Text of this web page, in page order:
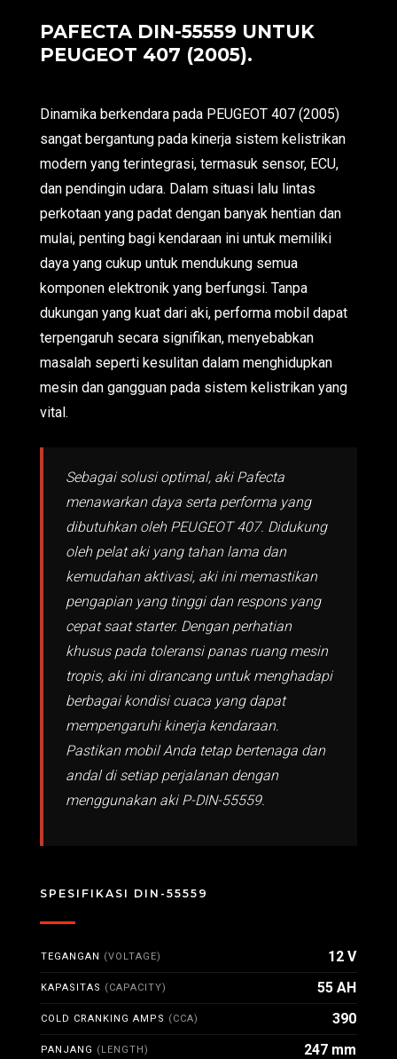
PAFECTA DIN-55559 UNTUK
PEUGEOT 407 (2005).
Dinamika berkendara pada PEUGEOT 407 (2005)
sangat bergantung pada kinerja sistem kelistrikan
modern yang terintegrasi, termasuk sensor, ECU,
dan pendingin udara. Dalam situasi lalu lintas
perkotaan yang padat dengan banyak hentian dan
mulai, penting bagi kendaraan ini untuk memiliki
daya yang cukup untuk mendukung semua
komponen elektronik yang berfungsi. Tanpa
dukungan yang kuat dari aki, performa mobil dapat
terpengaruh secara signifikan, menyebabkan
masalah seperti kesulitan dalam menghidupkan
mesin dan gangguan pada sistem kelistrikan yang
vital.
Sebagai solusi optimal, aki Pafecta
menawarkan daya serta performa yang
dibutuhkan oleh PEUGEOT 407. Didukung
oleh pelat aki yang tahan lama dan
kemudahan aktivasi, aki ini memastikan
pengapian yang tinggi dan respons yang
cepat saat starter. Dengan perhatian
khusus pada toleransi panas ruang mesin
tropis, aki ini dirancang untuk menghadapi
berbagai kondisi cuaca yang dapat
mempengaruhi kinerja kendaraan.
Pastikan mobil Anda tetap bertenaga dan
andal di setiap perjalanan dengan
menggunakan aki P-DIN-55559.
SPESIFIKASI DIN-55559
TEGANGAN (VOLTAGE) 12 V
KAPASITAS (CAPACITY) 55 AH
COLD CRANKING AMPS (CCA) 390
PANJANG (LENGTH) 247 mm